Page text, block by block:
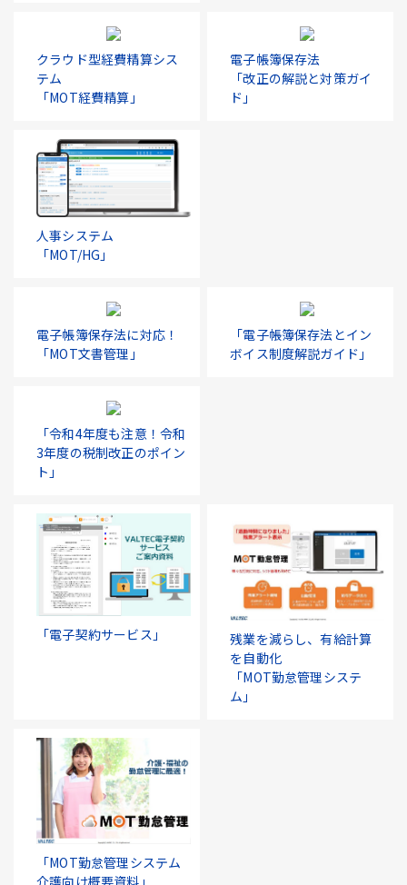
クラウド型経費精算シス
テム
「MOT経費精算」
電子帳簿保存法
「改正の解説と対策ガイ
ド」
人事システム
「MOT/HG」
電子帳簿保存法に対応！
「MOT文書管理」
「電子帳簿保存法とイン
ボイス制度解説ガイド」
「令和4年度も注意！令和
3年度の税制改正のポイン
ト」
「電子契約サービス」
残業を減らし、有給計算
を自動化
「MOT勤怠管理システ
ム」
「MOT勤怠管理システム